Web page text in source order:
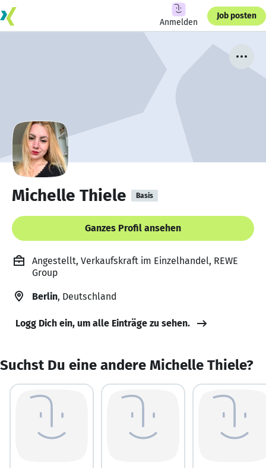
Anmelden
Job posten
Michelle Thiele Basis
Ganzes Profil ansehen
Angestellt, Verkaufskraft im Einzelhandel, REWE
Group
Berlin, Deutschland
Logg Dich ein, um alle Einträge zu sehen.
Suchst Du eine andere Michelle Thiele?